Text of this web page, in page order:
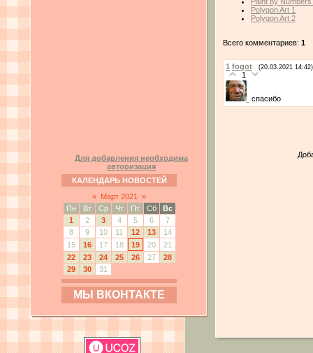
Для добавления необходима
авторизация
КАЛЕНДАРЬ НОВОСТЕЙ
« Март 2021
»
Пн
Вт Ср Чт Пт Сб
Вс
1
2 3 4 5 6
7
8
9 10 11 12 13
14
15
16 17 18 19 20
21
22
23 24 25 26 27
28
29
30 31
МЫ ВКОНТАКТЕ
Polygon Art 1
Polygon Art 2
Всего комментариев: 1
1 fogot (20.03.2021 14:42)
1
спасибо